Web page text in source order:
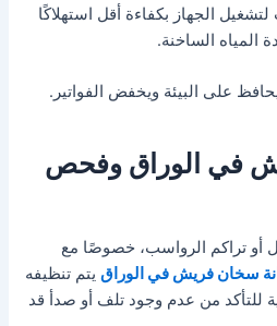
الجهاز بكفاءة أقل استهلاكًا
المياه الساخنة.
على البيئة ويخفض الفواتير.
في الوراق وفحص
أو تراكم الرواسب، خصوصًا مع
سخان فريش في الوراق يتم تنظيفه
للتأكد من عدم وجود تلف أو صدأ قد